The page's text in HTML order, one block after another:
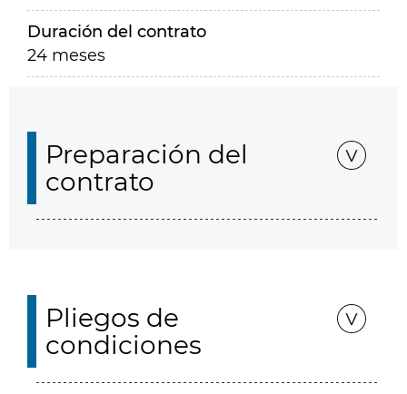
Duración del contrato
24 meses
Preparación del
contrato
Pliegos de
condiciones